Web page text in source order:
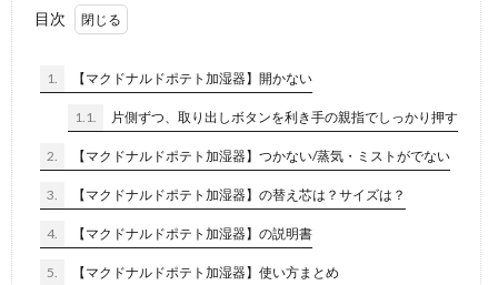
目次
1. 【マクドナルドポテト加湿器】開かない
1.1. 片側ずつ、取り出しボタンを利き手の親指でしっかり押す
2. 【マクドナルドポテト加湿器】つかない/蒸気・ミストがでない
3. 【マクドナルドポテト加湿器】の替え芯は？サイズは？
4. 【マクドナルドポテト加湿器】の説明書
5. 【マクドナルドポテト加湿器】使い方まとめ